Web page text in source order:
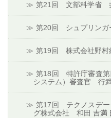
第21回 文部科学省
第20回 シュプリンガ
第19回 株式会社野
第18回 特許庁審査第
システム）審査官 行
第17回 テクノスデー
グ株式会社 和田 吉満